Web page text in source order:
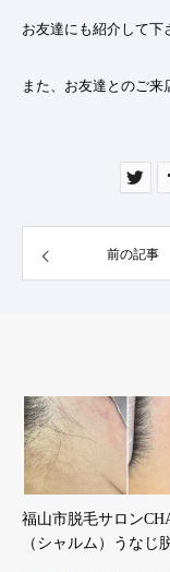
お友達にも紹介して下
また、お友達とのご
前の記事
福山市脱毛サロン
（シャルム）うなじ